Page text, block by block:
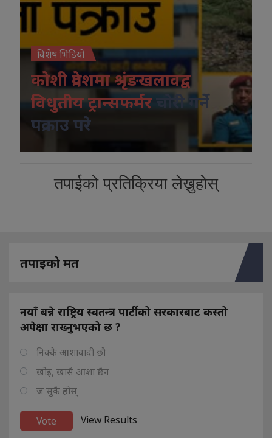
विशेष भिडियो
कोशी प्रदेशमा श्रृंङखलावद्व
विधुतीय ट्रान्सफर्मर
चोरी गर्ने
पक्राउ परे
तपाईको प्रतिक्रिया लेख्नुहोस्
तपाइको मत
नयाँ बन्ने राष्ट्रिय स्वतन्त्र पार्टीको सरकारबाट कस्तो
अपेक्षा राख्नुभएको छ ?
निक्कै आशावादी छौ
खोइ, खासै आशा छैन
ज सुकै होस्
View Results